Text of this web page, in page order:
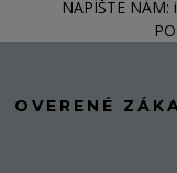
NAPÍŠTE
OVERENÉ